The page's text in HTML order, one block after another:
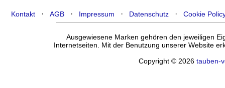
Kontakt ·AGB · Impressum · Datenschutz ·Cookie
Ausgewiesene Marken gehören den jeweiligen
Internetseiten. Mit der Benutzung unserer Website
Copyright © 2026tauben-